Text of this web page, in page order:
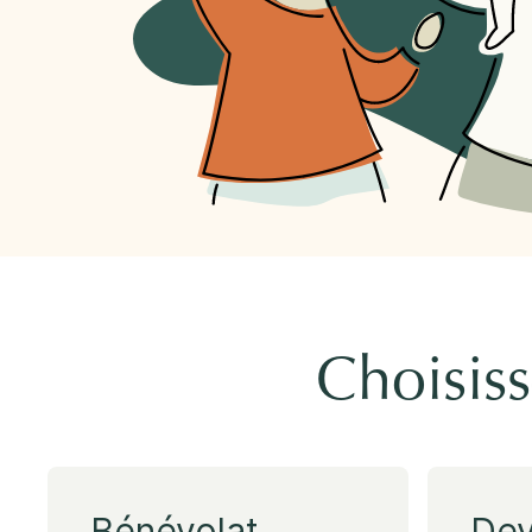
Rockland
860, rue Caron, unité 1, Rockland
Embrun
8, rue Valoris, Embrun